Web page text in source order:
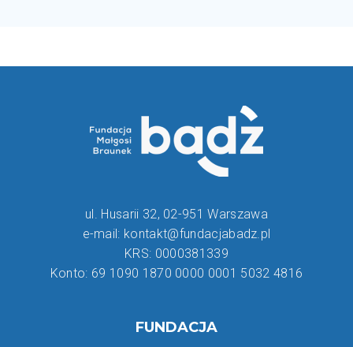
ul. Husarii 32, 02-951 Warszawa
e-mail: kontakt@fundacjabadz.pl
KRS: 0000381339
Konto: 69 1090 1870 0000 0001 5032 4816
FUNDACJA